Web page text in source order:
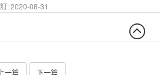
: 2020-08-31
上一篇 下一篇